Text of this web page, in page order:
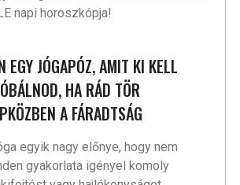
napi horoszkópja!
EGY JÓGAPÓZ, AMIT KI KELL
HA RÁD TÖR
A FÁRADTSÁG
egyik nagy előnye, hogy nem
gyakorlata igényel komoly